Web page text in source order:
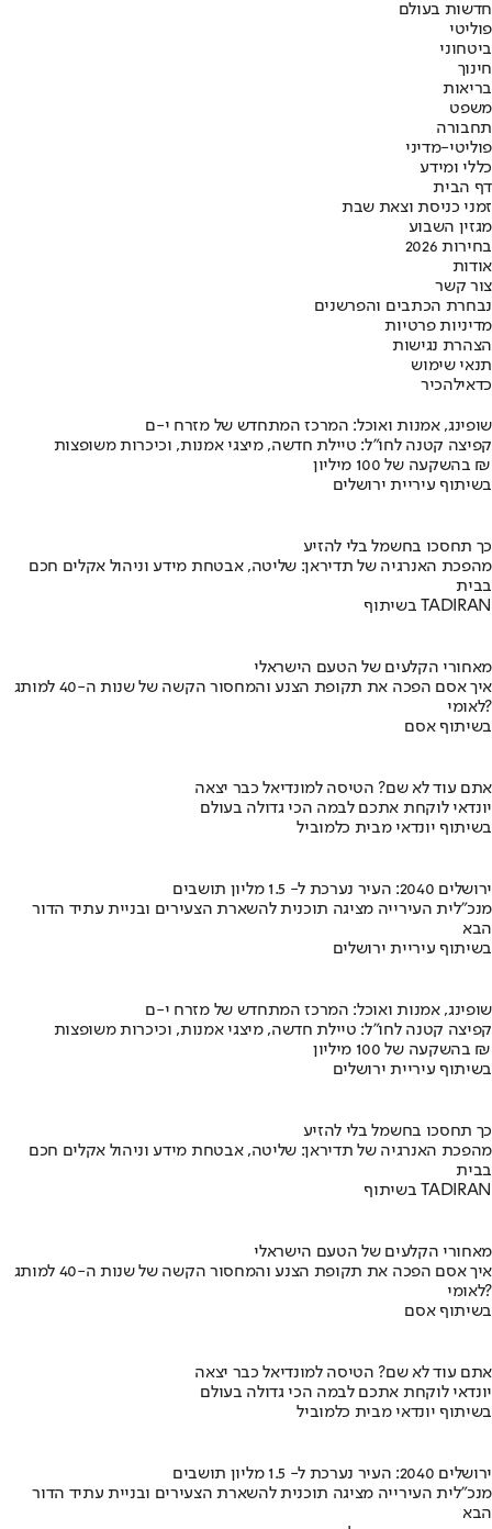
חדשות בעולם
פוליטי
ביטחוני
חינוך
בריאות
משפט
תחבורה
פוליטי-מדיני
כללי ומידע
דף הבית
זמני כניסת וצאת שבת
מגזין השבוע
בחירות 2026
אודות
צור קשר
נבחרת הכתבים והפרשנים
מדיניות פרטיות
הצהרת נגישות
תנאי שימוש
כדאילהכיר
שופינג, אמנות ואוכל: המרכז המתחדש של מזרח י-ם
קפיצה קטנה לחו"ל: טיילת חדשה, מיצגי אמנות, וכיכרות משופצות
בהשקעה של 100 מיליון ₪
בשיתוף עיריית ירושלים
כך תחסכו בחשמל בלי להזיע
מהפכת האנרגיה של תדיראן: שליטה, אבטחת מידע וניהול אקלים חכם
בבית
בשיתוף TADIRAN
מאחורי הקלעים של הטעם הישראלי
איך אסם הפכה את תקופת הצנע והמחסור הקשה של שנות ה-40 למותג
לאומי?
בשיתוף אסם
אתם עוד לא שם? הטיסה למונדיאל כבר יצאה
יונדאי לוקחת אתכם לבמה הכי גדולה בעולם
בשיתוף יונדאי מבית כלמוביל
ירושלים 2040: העיר נערכת ל- 1.5 מליון תושבים
מנכ"לית העירייה מציגה תוכנית להשארת הצעירים ובניית עתיד הדור
הבא
בשיתוף עיריית ירושלים
שופינג, אמנות ואוכל: המרכז המתחדש של מזרח י-ם
קפיצה קטנה לחו"ל: טיילת חדשה, מיצגי אמנות, וכיכרות משופצות
בהשקעה של 100 מיליון ₪
בשיתוף עיריית ירושלים
כך תחסכו בחשמל בלי להזיע
מהפכת האנרגיה של תדיראן: שליטה, אבטחת מידע וניהול אקלים חכם
בבית
בשיתוף TADIRAN
מאחורי הקלעים של הטעם הישראלי
איך אסם הפכה את תקופת הצנע והמחסור הקשה של שנות ה-40 למותג
לאומי?
בשיתוף אסם
אתם עוד לא שם? הטיסה למונדיאל כבר יצאה
יונדאי לוקחת אתכם לבמה הכי גדולה בעולם
בשיתוף יונדאי מבית כלמוביל
ירושלים 2040: העיר נערכת ל- 1.5 מליון תושבים
מנכ"לית העירייה מציגה תוכנית להשארת הצעירים ובניית עתיד הדור
הבא